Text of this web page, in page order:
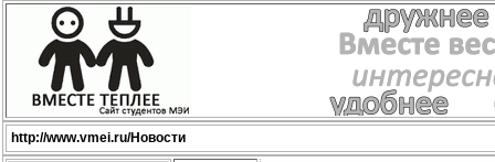
http://www.vmei.ru/Новости